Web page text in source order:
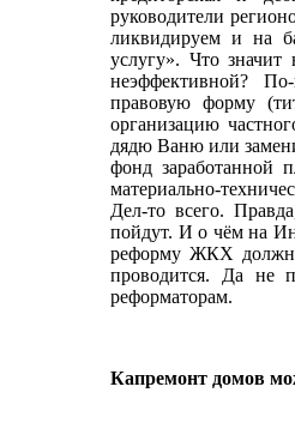
руководители
ликвидируем и на
услугу». Что
неэффективной?
правовую форму
организацию
дядю Ваню или
фонд заработанной
материально-
Дел-то всего.
пойдут. И о чём на
реформу ЖКХ должны
проводится. Да не
реформаторам.
Капремонт домов